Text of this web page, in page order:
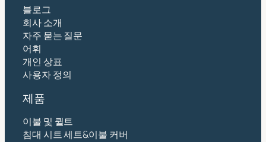
블로그
회사 소개
자주 묻는 질문
어휘
개인 상표
사용자 정의
제품
이불 및 퀼트
침대 시트 세트&이불 커버